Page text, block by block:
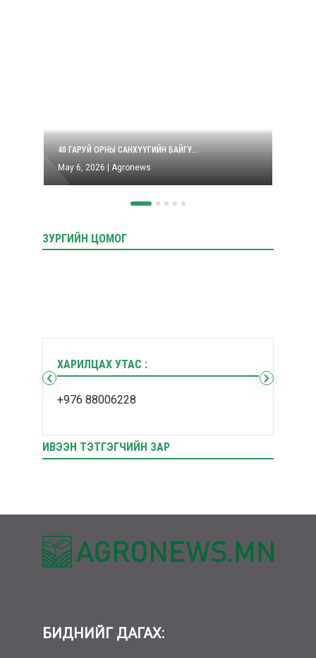
40 ГАРУЙ ОРНЫ САНХҮҮГИЙН БАЙГУ...
May 6, 2026 | Agronews
ЗУРГИЙН ЦОМОГ
ХАЯГ БАЙРШИЛ :
СБД 10-р хороо 7а байр 2-204тоот
ИВЭЭН ТЭТГЭГЧИЙН ЗАР
БИДНИЙГ ДАГАХ: